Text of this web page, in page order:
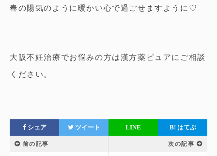
春の陽気のように暖かい心で過ごせますように♡
大阪不妊治療でお悩みの方は漢方薬ピュアにご相談
ください。
シェア ツイート LINE B! はてぶ
前の記事 次の記事